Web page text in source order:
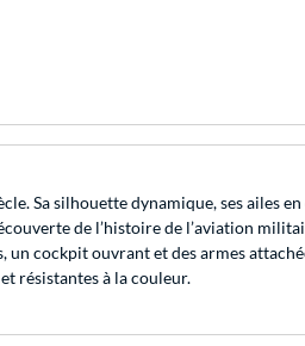
Sa silhouette dynamique, ses ailes
de l’histoire de l’aviation
cockpit ouvrant et des armes
résistantes à la couleur.